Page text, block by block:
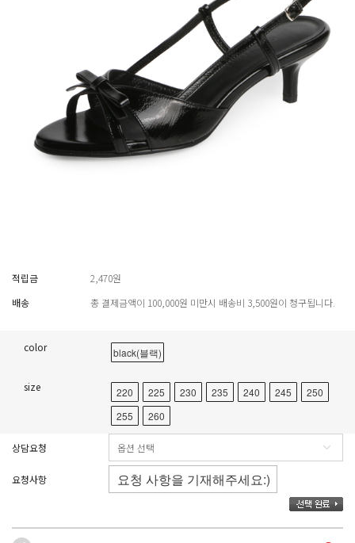
적립금
2,470원
배송
총 결제금액이 100,000원 미만시 배송비 3,500원이 청구됩니다.
color black(블랙)
size 220 225 230 235 240 245
250
255
260
상담요청
요청사항